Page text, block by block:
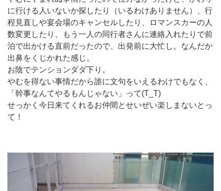
に行ける人いないか探したり（いるわけありません）、行
程見直しや宴会場のキャンセルしたり、ロマンスカーの人
数変更したり、もう一人の同行者さんに連絡入れたりで前
泊で出かける直前だったので、出発前に大忙し。なんだか
出鼻をくじかれた感じ。
お陰でテンションダダ下り。
やむを得ない事情だから誰に文句をいえるわけでもなく、
「幹事なんてやるもんじゃない」って(T_T)
せっかく今日来てくれるお仲間とせいぜい楽しまないとっ
て！